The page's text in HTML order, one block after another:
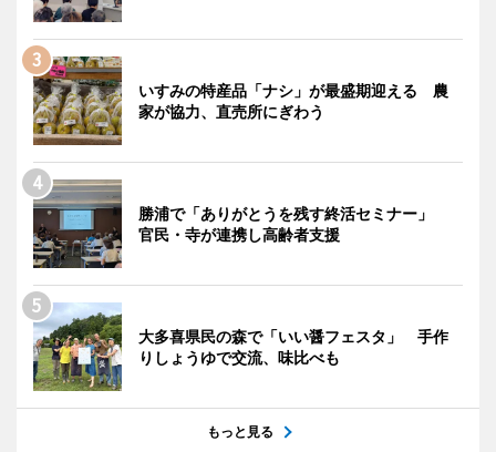
いすみの特産品「ナシ」が最盛期迎える 農
家が協力、直売所にぎわう
勝浦で「ありがとうを残す終活セミナー」
官民・寺が連携し高齢者支援
大多喜県民の森で「いい醤フェスタ」 手作
りしょうゆで交流、味比べも
もっと見る